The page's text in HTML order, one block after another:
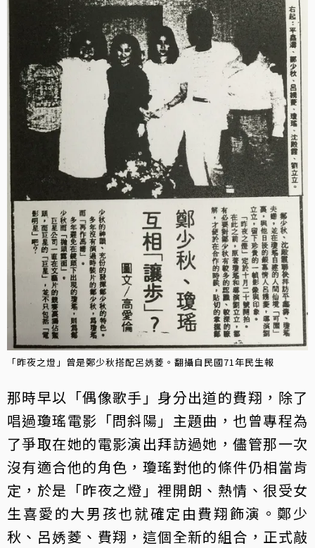
「昨夜之燈」曾是鄭少秋搭配呂㛢菱。翻攝自民國71年民生報
那時早以「偶像歌手」身分出道的費翔，除了
唱過瓊瑤電影「問斜陽」主題曲，也曾專程為
了爭取在她的電影演出拜訪過她，儘管那一次
沒有適合他的角色，瓊瑤對他的條件仍相當肯
定，於是「昨夜之燈」裡開朗、熱情、很受女
生喜愛的大男孩也就確定由費翔飾演。鄭少
秋、呂㛢菱、費翔，這個全新的組合，正式敲